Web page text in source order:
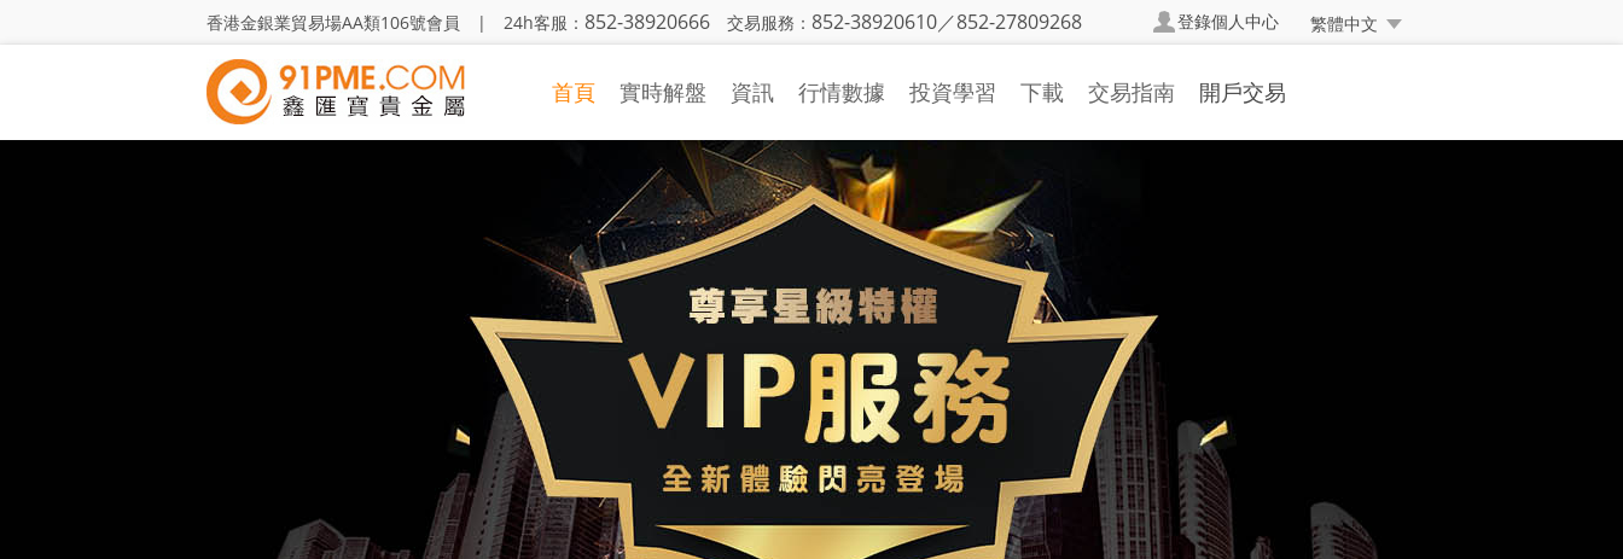
香港金銀業貿易場AA類106號會員 | 24h客服： 852-38920666 交易服務： 852-38920610／852-27809268 繁體中文
登錄個人中心
首頁 實時解盤 資訊
金銀日評
策略研究
機構觀點
市場動態
行情數據
行情中心
財經日曆
投資學習
基本面知識
技術面知識
投資技巧
視頻學習
投資詞彙
下載 交易指南
掛單交易
交易詞彙
常見問題
資金安全
異常交易處理
開戶交易
人民幣兌換率
反洗黑錢聲明